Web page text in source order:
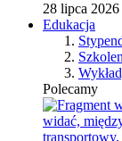
28 lipca 2026
Edukacja
Polecamy